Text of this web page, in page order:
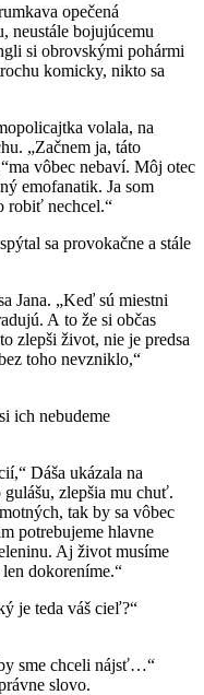
opečená
neustále bojujúcemu
si obrovskými pohármi
komicky, nikto sa
volala, na
„Začnem ja, táto
vôbec nebaví. Môj otec
emofanatik. Ja som
robiť nechcel.“
sa provokačne a stále
Jana. „Keď sú miestni
A to že si občas
zlepši život, nie je predsa
toho nevzniklo,“
ich nebudeme
Dáša ukázala na
zlepšia mu chuť.
tak by sa vôbec
potrebujeme hlavne
Aj život musíme
dokoreníme.“
je teda váš cieľ?“
sme chceli nájsť…“
slovo.